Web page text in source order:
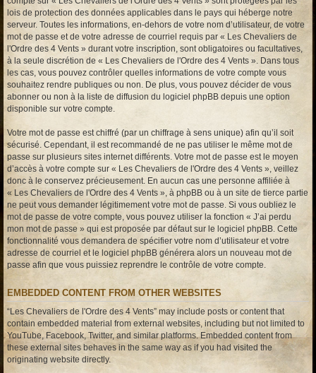
lois de protection des données applicables dans le pays qui héberge notre
serveur. Toutes les informations, en-dehors de votre nom d’utilisateur, de votre
mot de passe et de votre adresse de courriel requis par « Les Chevaliers de
l'Ordre des 4 Vents » durant votre inscription, sont obligatoires ou facultatives,
à la seule discrétion de « Les Chevaliers de l'Ordre des 4 Vents ». Dans tous
les cas, vous pouvez contrôler quelles informations de votre compte vous
souhaitez rendre publiques ou non. De plus, vous pouvez décider de vous
abonner ou non à la liste de diffusion du logiciel phpBB depuis une option
disponible sur votre compte.
Votre mot de passe est chiffré (par un chiffrage à sens unique) afin qu’il soit
sécurisé. Cependant, il est recommandé de ne pas utiliser le même mot de
passe sur plusieurs sites internet différents. Votre mot de passe est le moyen
d’accès à votre compte sur « Les Chevaliers de l'Ordre des 4 Vents », veillez
donc à le conservez précieusement. En aucun cas une personne affiliée à
« Les Chevaliers de l'Ordre des 4 Vents », à phpBB ou à un site de tierce partie
ne peut vous demander légitimement votre mot de passe. Si vous oubliez le
mot de passe de votre compte, vous pouvez utiliser la fonction « J’ai perdu
mon mot de passe » qui est proposée par défaut sur le logiciel phpBB. Cette
fonctionnalité vous demandera de spécifier votre nom d’utilisateur et votre
adresse de courriel et le logiciel phpBB générera alors un nouveau mot de
passe afin que vous puissiez reprendre le contrôle de votre compte.
EMBEDDED CONTENT FROM OTHER WEBSITES
“Les Chevaliers de l'Ordre des 4 Vents” may include posts or content that
contain embedded material from external websites, including but not limited to
YouTube, Facebook, Twitter, and similar platforms. Embedded content from
these external sites behaves in the same way as if you had visited the
originating website directly.